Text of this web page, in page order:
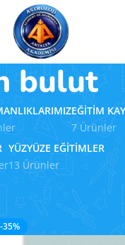
bulut
EĞITIM
7 Ürünler
YÜZYÜZE EĞITIMLER
13 Ürünler
-35%